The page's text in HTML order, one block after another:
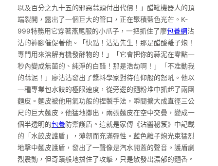
以及百分之九十五的邪惡蒜頭付出代價！」醋罐機器人的頂
端裂開，露出了一個巨大的管口，正在聚積藍色光芒。K-
999特務用它穿著燕尾服的小爪子，一把抓住了廖包養網沾
沾的褲腳催促著他。「快點！沾沾先生！那是醋酸離子炮！
專門用來溶解有機發酵物的！」「它會把你的蒜泥在零點一
秒內變成無菌的、純淨的白醋！那是浩劫啊！」「不准動我
的蒜泥！」廖沾沾發出了醬料學家對待信仰般的怒吼。他以
一種專業包水餃的極限速度，從旁邊的麵粉堆中抓起了兩團
麵皮。麵皮被他用氣功般的捏製手法，瞬間擴大成直徑三公
尺的巨大麵皮。他猛地擲出，兩張麵皮在空中交疊，變成一
個半透明的包養防禦護盾。這就是家傳《沾醬秘笈》中記載
的「水餃皮護盾」，薄韌而充滿彈性。藍色離子炮光束猛烈
地擊中麵皮護盾，發出了一聲像是汽水開蓋的聲音。護盾劇
烈震動，但奇蹟般地擋住了攻擊，只是散發出濃郁的麵香。